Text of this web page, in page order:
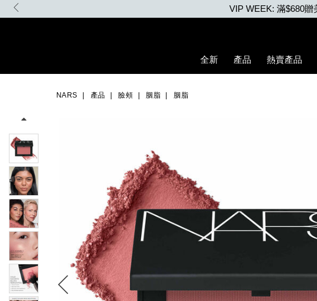
Skip
全新 產品 熱賣產品
NARS 產品 臉頰 胭脂 胭脂
0194251140476_hk